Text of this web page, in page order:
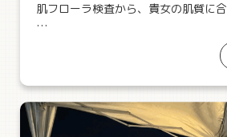
肌フローラ検査から、貴女の肌質に
…